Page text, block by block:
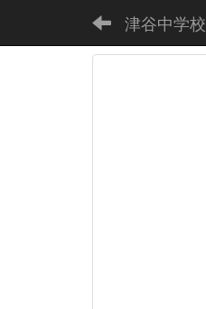
津谷中学校